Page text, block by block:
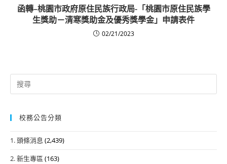
函轉–桃園市政府原住民族行政局-「桃園市原住民族學
生獎助－清寒獎助金及優秀獎學金」申請表件
02/21/2023
Search
for:
校務公告分類
1. 頭條消息 (2,439)
2. 新生專區 (163)